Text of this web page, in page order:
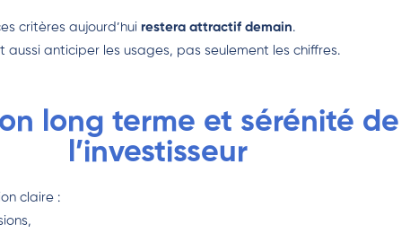
critères aujourd’hui restera attractif demain.
aussi anticiper les usages, pas seulement les chiffres.
long terme et sérénité de
l’investisseur
claire :